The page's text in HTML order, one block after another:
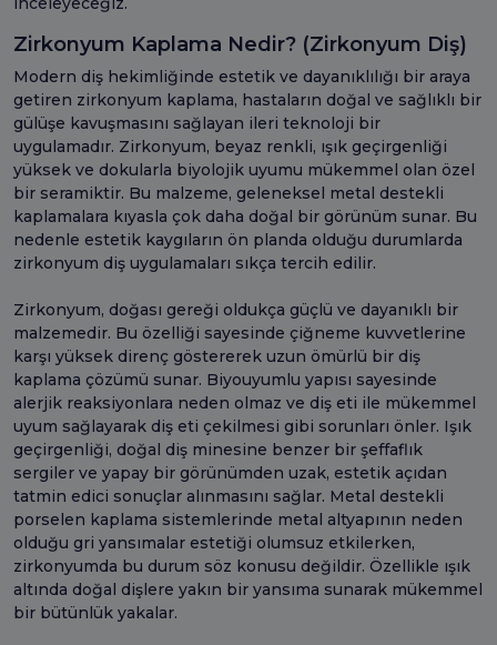
Zirkonyum Kaplama Nedir? (Zirkonyum Diş)
Modern diş hekimliğinde estetik ve dayanıklılığı bir araya
getiren zirkonyum kaplama, hastaların doğal ve sağlıklı bir
gülüşe kavuşmasını sağlayan ileri teknoloji bir
uygulamadır. Zirkonyum, beyaz renkli, ışık geçirgenliği
yüksek ve dokularla biyolojik uyumu mükemmel olan özel
bir seramiktir. Bu malzeme, geleneksel metal destekli
kaplamalara kıyasla çok daha doğal bir görünüm sunar. Bu
nedenle estetik kaygıların ön planda olduğu durumlarda
zirkonyum diş uygulamaları sıkça tercih edilir.
Zirkonyum, doğası gereği oldukça güçlü ve dayanıklı bir
malzemedir. Bu özelliği sayesinde çiğneme kuvvetlerine
karşı yüksek direnç göstererek uzun ömürlü bir diş
kaplama çözümü sunar. Biyouyumlu yapısı sayesinde
alerjik reaksiyonlara neden olmaz ve diş eti ile mükemmel
uyum sağlayarak diş eti çekilmesi gibi sorunları önler. Işık
geçirgenliği, doğal diş minesine benzer bir şeffaflık
sergiler ve yapay bir görünümden uzak, estetik açıdan
tatmin edici sonuçlar alınmasını sağlar. Metal destekli
porselen kaplama sistemlerinde metal altyapının neden
olduğu gri yansımalar estetiği olumsuz etkilerken,
zirkonyumda bu durum söz konusu değildir. Özellikle ışık
altında doğal dişlere yakın bir yansıma sunarak mükemmel
bir bütünlük yakalar.